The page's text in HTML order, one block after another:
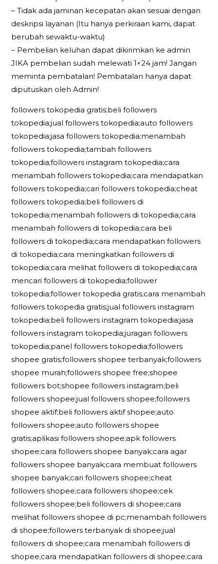
– Tidak ada jaminan kecepatan akan sesuai dengan
deskripsi layanan (Itu hanya perkiraan kami, dapat
berubah sewaktu-waktu)
– Pembelian keluhan dapat dikirimkan ke admin
JIKA pembelian sudah melewati 1×24 jam! Jangan
meminta pembatalan! Pembatalan hanya dapat
diputuskan oleh Admin!
followers tokopedia gratis;beli followers
tokopedia;jual followers tokopedia;auto followers
tokopedia;jasa followers tokopedia;menambah
followers tokopedia;tambah followers
tokopedia;followers instagram tokopedia;cara
menambah followers tokopedia;cara mendapatkan
followers tokopedia;cari followers tokopedia;cheat
followers tokopedia;beli followers di
tokopedia;menambah followers di tokopedia;cara
menambah followers di tokopedia;cara beli
followers di tokopedia;cara mendapatkan followers
di tokopedia;cara meningkatkan followers di
tokopedia;cara melihat followers di tokopedia;cara
mencari followers di tokopedia;follower
tokopedia;follower tokopedia gratis;cara menambah
followers tokopedia gratis;jual followers instagram
tokopedia;beli followers instagram tokopedia;jasa
followers instagram tokopedia;juragan followers
tokopedia;panel followers tokopedia;followers
shopee gratis;followers shopee terbanyak;followers
shopee murah;followers shopee free;shopee
followers bot;shopee followers instagram;beli
followers shopee;jual followers shopee;followers
shopee aktif;beli followers aktif shopee;auto
followers shopee;auto followers shopee
gratis;aplikasi followers shopee;apk followers
shopee;cara followers shopee banyak;cara agar
followers shopee banyak;cara membuat followers
shopee banyak;cari followers shopee;cheat
followers shopee;cara followers shopee;cek
followers shopee;beli followers di shopee;cara
melihat followers shopee di pc;menambah followers
di shopee;followers terbanyak di shopee;jual
followers di shopee;cara menambah followers di
shopee;cara mendapatkan followers di shopee;cara